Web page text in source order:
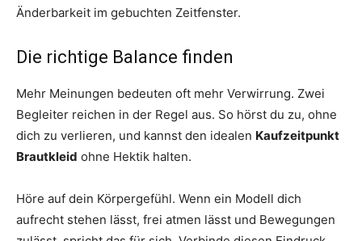
Änderbarkeit im gebuchten Zeitfenster.
Die richtige Balance finden
Mehr Meinungen bedeuten oft mehr Verwirrung. Zwei
Begleiter reichen in der Regel aus. So hörst du zu, ohne
dich zu verlieren, und kannst den idealen Kaufzeitpunkt
Brautkleid ohne Hektik halten.
Höre auf dein Körpergefühl. Wenn ein Modell dich
aufrecht stehen lässt, frei atmen lässt und Bewegungen